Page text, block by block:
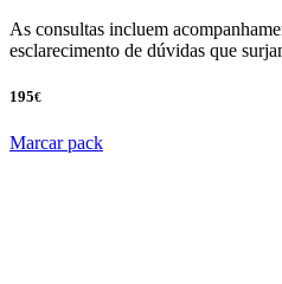
As consultas incluem
esclarecimento de dúvidas que
195€
Marcar pack